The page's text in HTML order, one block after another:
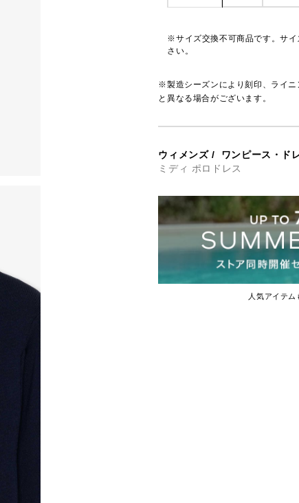
※サイズ交換不可商品です。サ
さい。
※製造シーズンにより刻印、ライ
と異なる場合がございます。
ウィメンズ/ ワンピース・ド
ミディ ポロドレス
人気アイテ